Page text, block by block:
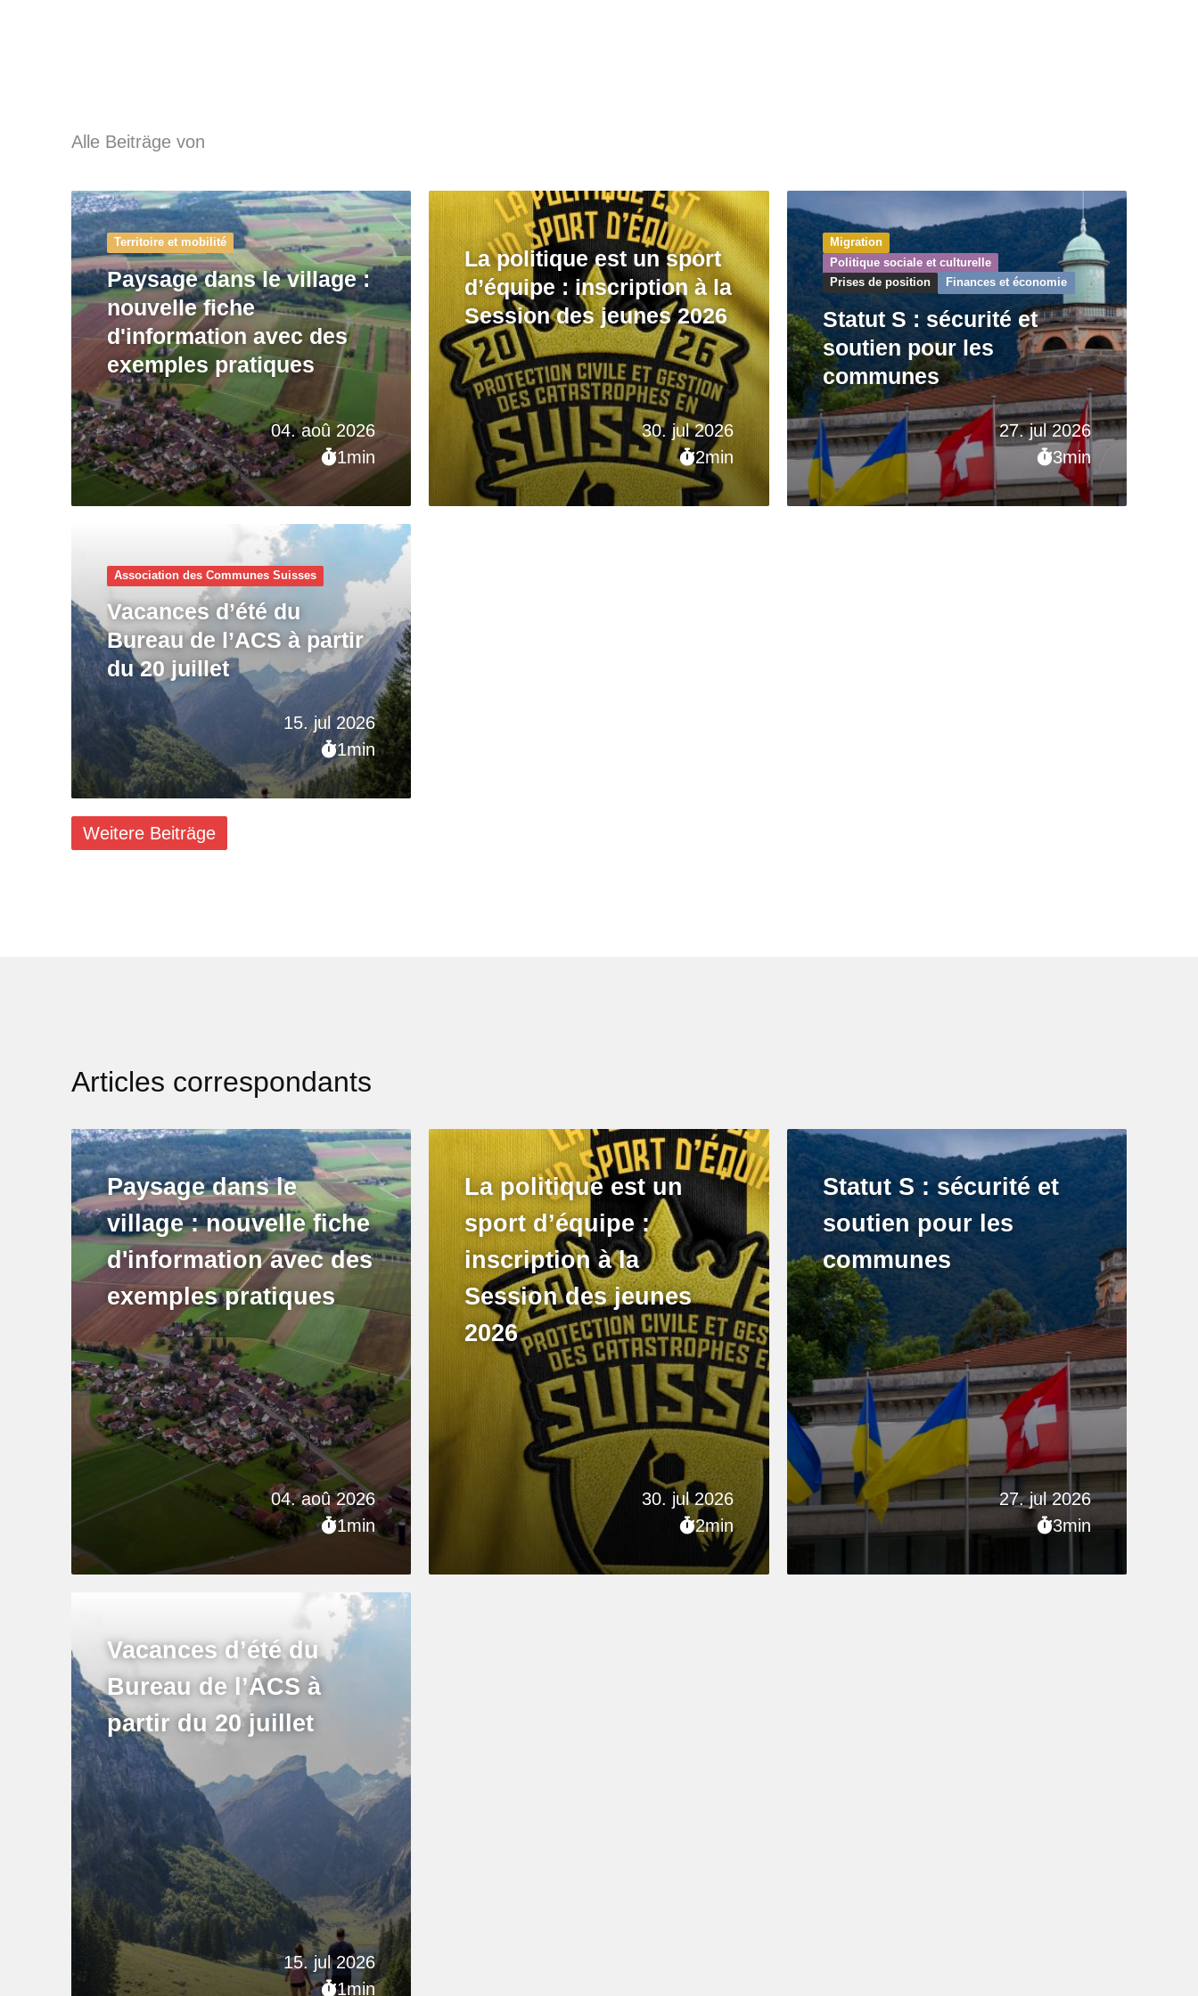
Alle Beiträge von
04. aoû 2026
1min
Territoire et mobilité
Paysage dans le village :
nouvelle fiche
d'information avec des
exemples pratiques
30. jul 2026
2min
La politique est un sport
d’équipe : inscription à la
Session des jeunes 2026
27. jul 2026
3min
Migration
Politique sociale et culturelle
Prises de position
Finances et économie
Statut S : sécurité et
soutien pour les
communes
15. jul 2026
1min
Association des Communes Suisses
Vacances d’été du
Bureau de l’ACS à partir
du 20 juillet
Weitere Beiträge
Articles correspondants
04. aoû 2026
1min
Paysage dans le
village : nouvelle fiche
d'information avec des
exemples pratiques
30. jul 2026
2min
La politique est un
sport d’équipe :
inscription à la
Session des jeunes
2026
27. jul 2026
3min
Statut S : sécurité et
soutien pour les
communes
15. jul 2026
1min
Vacances d’été du
Bureau de l’ACS à
partir du 20 juillet